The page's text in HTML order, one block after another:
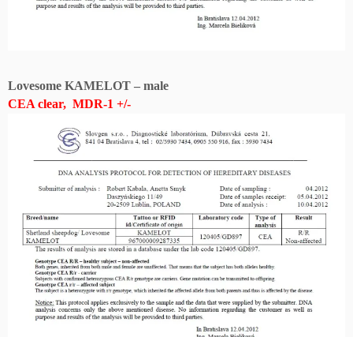
Lovesome KAMELOT – male
CEA clear, MDR-1 +/-